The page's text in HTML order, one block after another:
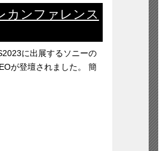
カンファレンス
に出展するソニーの
が登壇されました。 簡